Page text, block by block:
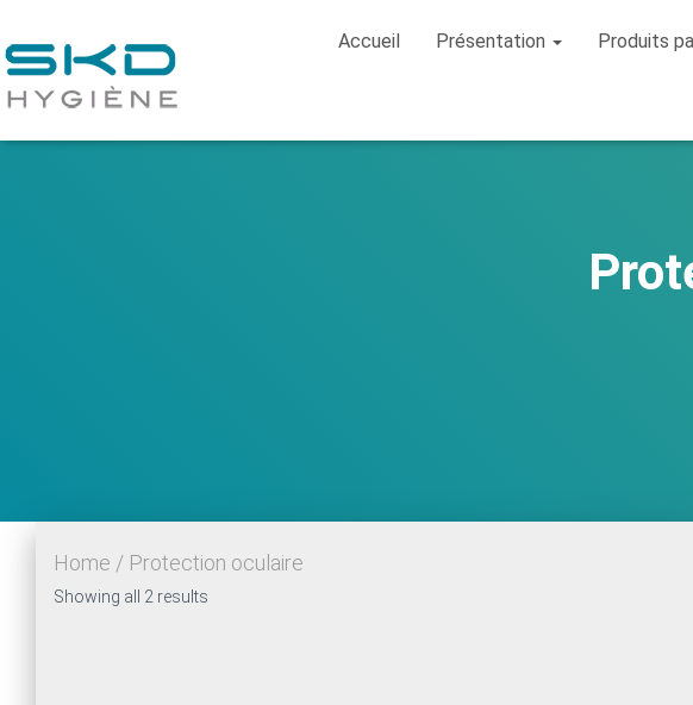
Accueil Présentation Produits
Home / Protection oculaire
Showing all 2 results